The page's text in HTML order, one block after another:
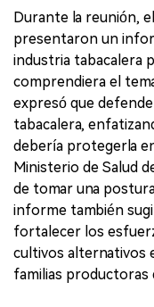
Durante la reunión,
presentaron un
industria tabacalera
comprendiera el
expresó que
tabacalera,
debería protegerla
Ministerio de Salud
de tomar una
informe también
fortalecer los
cultivos alternativos
familias productoras